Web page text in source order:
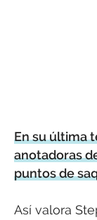
En su última
anotadoras
puntos de
Así valora